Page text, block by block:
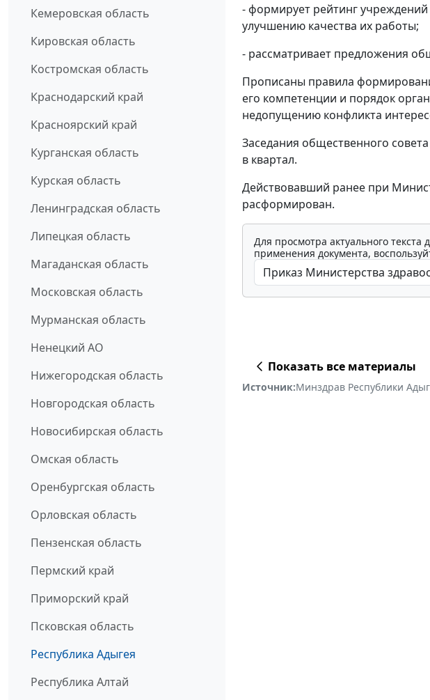
Кемеровская область
Кировская область
Костромская область
Краснодарский край
Красноярский край
Курганская область
Курская область
Ленинградская область
Липецкая область
Магаданская область
Московская область
Мурманская область
Ненецкий АО
Нижегородская область
Новгородская область
Новосибирская область
Омская область
Оренбургская область
Орловская область
Пензенская область
Пермский край
Приморский край
Псковская область
Республика Адыгея
Республика Алтай
- формирует рейтинг
улучшению качества их работы;
- рассматривает предложения
Прописаны правила
его компетенции и порядок
недопущению конфликта
Заседания общественного
в квартал.
Действовавший ранее при
расформирован.
Для просмотра актуального
применения документа,
Показать все материалы
Источник:Минздрав Республики